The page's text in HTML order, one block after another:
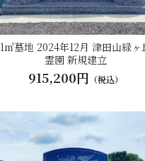
1㎡墓地 2024年12月 津田山緑ヶ
霊園 新規建立
915,200円 （税込）